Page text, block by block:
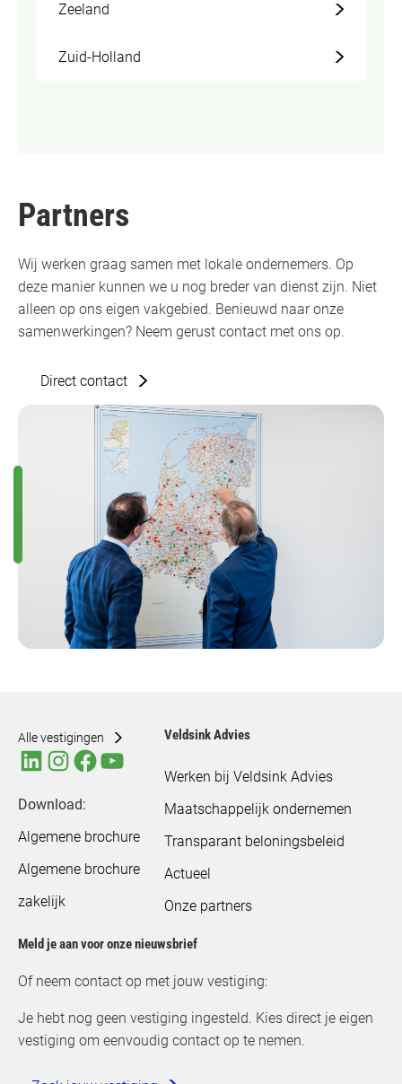
Zeeland
Zuid-Holland
Partners
Wij werken graag samen met lokale ondernemers. Op
deze manier kunnen we u nog breder van dienst zijn. Niet
alleen op ons eigen vakgebied. Benieuwd naar onze
samenwerkingen? Neem gerust contact met ons op.
Direct contact
Alle vestigingen
Download:
Algemene brochure
Algemene brochure
zakelijk
Veldsink Advies
Werken bij Veldsink Advies
Maatschappelijk ondernemen
Transparant beloningsbeleid
Actueel
Onze partners
Meld je aan voor onze nieuwsbrief
Of neem contact op met jouw vestiging:
Je hebt nog geen vestiging ingesteld. Kies direct je eigen
vestiging om eenvoudig contact op te nemen.